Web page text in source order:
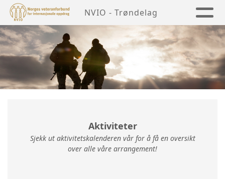
NVIO - Trøndelag
Aktiviteter
Sjekk ut aktivitetskalenderen vår for å få en oversikt
over alle våre arrangement!